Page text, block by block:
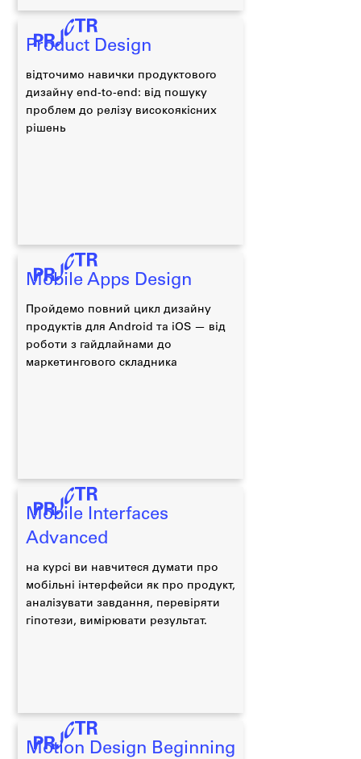
Product Design
відточимо навички продуктового
дизайну end-to-end: від пошуку
проблем до релізу високоякісних
рішень
Mobile Apps Design
Пройдемо повний цикл дизайну
продуктів для Android та iOS — від
роботи з гайдлайнами до
маркетингового складника
Mobile Interfaces
Advanced
на курсі ви навчитеся думати про
мобільні інтерфейси як про продукт,
аналізувати завдання, перевіряти
гіпотези, вимірювати результат.
Motion Design Beginning